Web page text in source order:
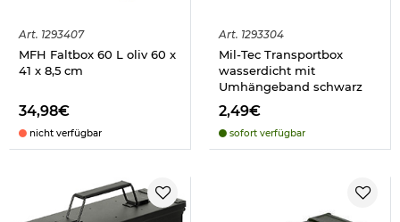
Art. 1293407
MFH Faltbox 60 L oliv 60 x
41 x 8,5 cm
34,98€
nicht verfügbar
Art. 1293304
Mil-Tec Transportbox
wasserdicht mit
Umhängeband schwarz
2,49€
sofort verfügbar